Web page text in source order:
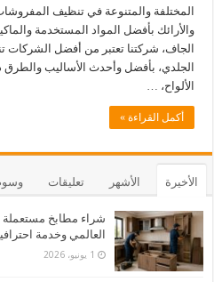
المختلفة والمتنوعة في تنظيف
والأرائك بأفضل المواد المستخدمة
الجاف، شركتنا تعتبر من أفضل الشركات
الجلدي، بأفضل وأحدث الأساليب
الألواح، …
أكمل القراءة »
الأخيرة الأشهر تعليقات
شراء مطابخ مستعملة
العالمي وخدمة
1 يونيو، 2026